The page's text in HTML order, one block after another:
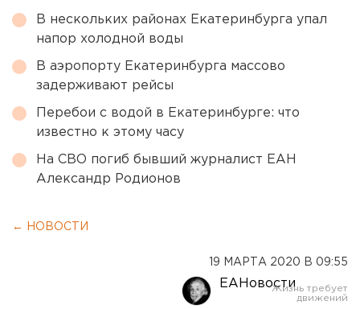
В нескольких районах Екатеринбурга упал
напор холодной воды
В аэропорту Екатеринбурга массово
задерживают рейсы
Перебои с водой в Екатеринбурге: что
известно к этому часу
На СВО погиб бывший журналист ЕАН
Александр Родионов
← НОВОСТИ
19 МАРТА 2020 В 09:55
ЕАНовости